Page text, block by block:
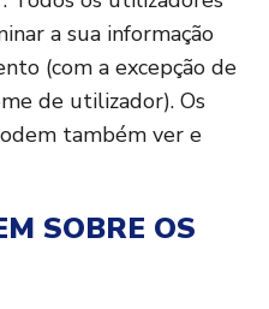
a sua informação
(com a excepção de
de utilizador). Os
também ver e
SOBRE OS